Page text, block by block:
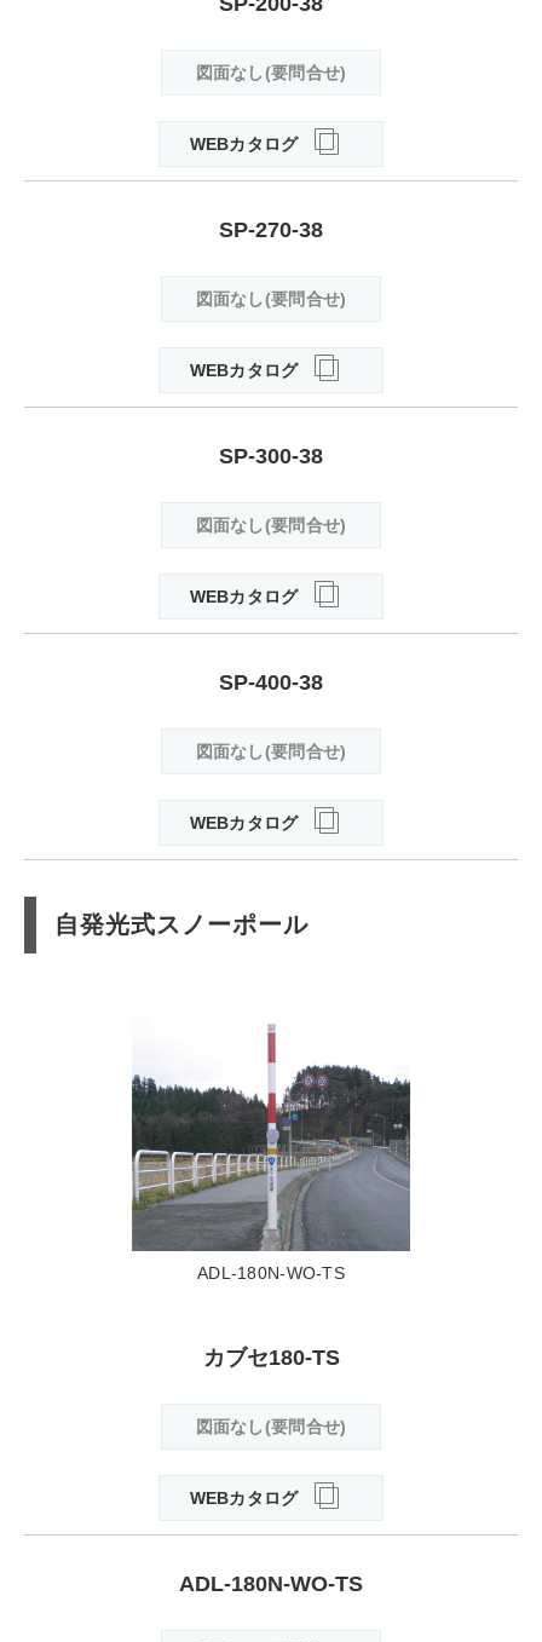
図面なし(要問合せ)
WEBカタログ
SP-270-38
図面なし(要問合せ)
WEBカタログ
SP-300-38
図面なし(要問合せ)
WEBカタログ
SP-400-38
図面なし(要問合せ)
WEBカタログ
自発光式スノーポール
ADL-180N-WO-TS
カブセ180-TS
図面なし(要問合せ)
WEBカタログ
ADL-180N-WO-TS